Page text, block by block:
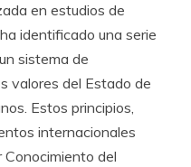
en estudios de
identificado una serie
sistema de
valores del Estado de
Estos principios,
internacionales
Conocimiento del